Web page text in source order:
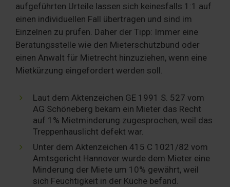
aufgeführten Urteile lassen sich keinesfalls 1:1 auf
einen individuellen Fall übertragen und sind im
Einzelnen zu prüfen. Daher der Tipp: Immer eine
Beratungsstelle wie den Mieterschutzbund oder
einen Anwalt für Mietrecht hinzuziehen, wenn eine
Mietkürzung eingefordert werden soll.
Laut dem Aktenzeichen GE 1991 S. 527 vom
AG Schöneberg bekam ein Mieter das Recht
auf 1% Mietminderung zugesprochen, weil das
Treppenhauslicht defekt war.
Unter dem Aktenzeichen 415 C 1021/82 vom
Amtsgericht Hannover wurde dem Mieter eine
Minderung der Miete um 10% gewährt, weil
sich Feuchtigkeit in der Küche befand.